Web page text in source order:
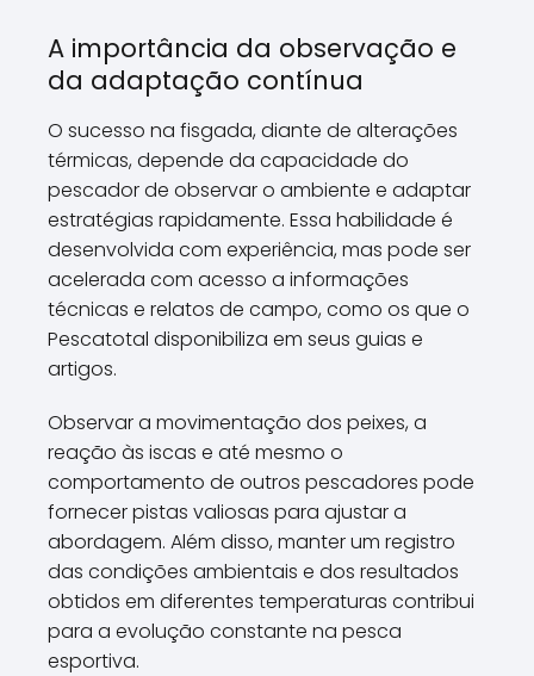
A importância da observação e
da adaptação contínua
O sucesso na fisgada, diante de alterações
térmicas, depende da capacidade do
pescador de observar o ambiente e adaptar
estratégias rapidamente. Essa habilidade é
desenvolvida com experiência, mas pode ser
acelerada com acesso a informações
técnicas e relatos de campo, como os que o
Pescatotal disponibiliza em seus guias e
artigos.
Observar a movimentação dos peixes, a
reação às iscas e até mesmo o
comportamento de outros pescadores pode
fornecer pistas valiosas para ajustar a
abordagem. Além disso, manter um registro
das condições ambientais e dos resultados
obtidos em diferentes temperaturas contribui
para a evolução constante na pesca
esportiva.